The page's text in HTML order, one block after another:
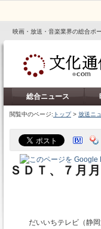
映画・放送・音楽業界の総合ポ
総合ニュース
閲覧中のページ: トップ> 放送ニ
ＳＤＴ、７月
だいいちテレビ（静岡